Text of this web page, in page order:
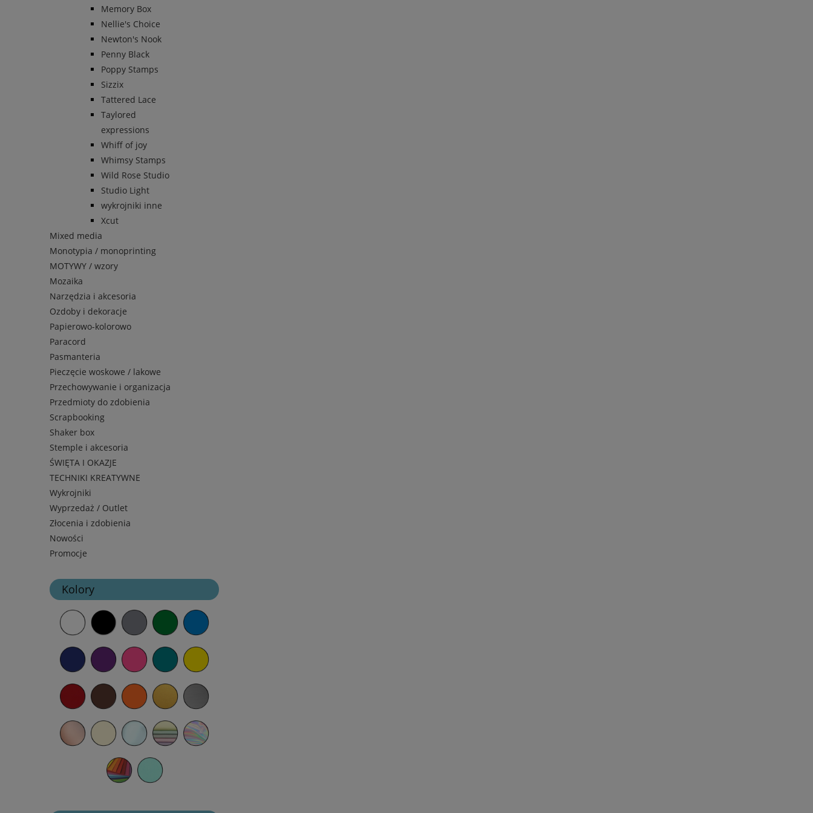
Memory Box
Nellie's Choice
Newton's Nook
Penny Black
Poppy Stamps
Sizzix
Tattered Lace
Taylored
expressions
Whiff of joy
Whimsy Stamps
Wild Rose Studio
Studio Light
wykrojniki inne
Xcut
Mixed media
Monotypia / monoprinting
MOTYWY / wzory
Mozaika
Narzędzia i akcesoria
Ozdoby i dekoracje
Papierowo-kolorowo
Paracord
Pasmanteria
Pieczęcie woskowe / lakowe
Przechowywanie i organizacja
Przedmioty do zdobienia
Scrapbooking
Shaker box
Stemple i akcesoria
ŚWIĘTA I OKAZJE
TECHNIKI KREATYWNE
Wykrojniki
Wyprzedaż / Outlet
Złocenia i zdobienia
Nowości
Promocje
Kolory